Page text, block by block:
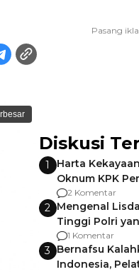
Diskusi
1
Harta
Oknum KPK
Pemalang
2 Komentar
2 Mengenal
Tinggi Polri
Usai Jadi Brigjen
1 Komentar
3 Bernafsu
Indonesia,